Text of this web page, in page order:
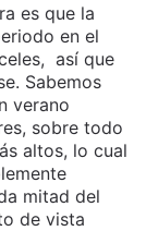
es que la
en el
así que
Sabemos
verano
sobre todo
altos, lo cual
mitad del
de vista